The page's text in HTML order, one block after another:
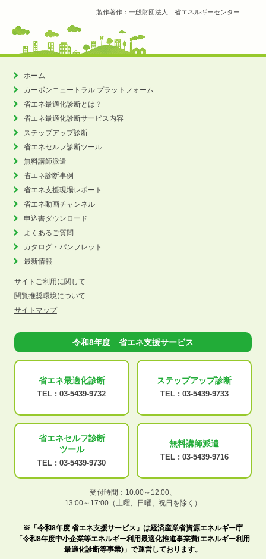
製作著作：一般財団法人 省エネルギーセンター
ホーム
カーボンニュートラル プラットフォーム
省エネ最適化診断とは？
省エネ最適化診断サービス内容
ステップアップ診断
省エネセルフ診断ツール
無料講師派遣
省エネ診断事例
省エネ支援現場レポート
省エネ動画チャンネル
申込書ダウンロード
よくあるご質問
カタログ・パンフレット
最新情報
サイトご利用に関して
閲覧推奨環境について
サイトマップ
令和8年度 省エネ支援サービス
省エネ最適化診断
TEL : 03-5439-9732
ステップアップ診断
TEL : 03-5439-9733
省エネセルフ診断
ツール
TEL : 03-5439-9730
無料講師派遣
TEL : 03-5439-9716
受付時間：10:00～12:00、
13:00～17:00（土曜、日曜、祝日を除く）
※「令和8年度 省エネ支援サービス」は経済産業省資源エネルギー庁
「令和8年度中小企業等エネルギー利用最適化推進事業費(エネルギー利用
最適化診断等事業)」で運営しております。